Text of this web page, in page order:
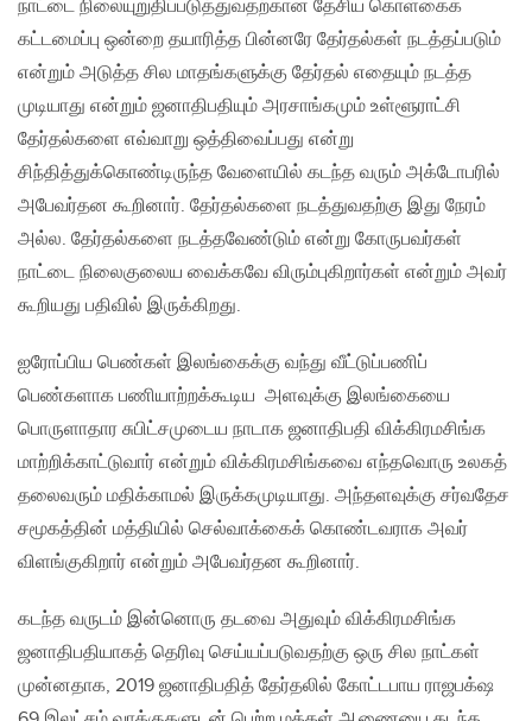
நாட்டை நிலையுறுதிப்படுத்துவதற்கான தேசிய கொள்கைக்
கட்டமைப்பு ஒன்றை தயாரித்த பின்னரே தேர்தல்கள் நடத்தப்படும்
என்றும் அடுத்த சில மாதங்களுக்கு தேர்தல் எதையும் நடத்த
முடியாது என்றும் ஜனாதிபதியும் அரசாங்கமும் உள்ளூராட்சி
தேர்தல்களை எவ்வாறு ஒத்திவைப்பது என்று
சிந்தித்துக்கொண்டிருந்த வேளையில் கடந்த வரும் அக்டோபரில்
அபேவர்தன கூறினார். தேர்தல்களை நடத்துவதற்கு இது நேரம்
அல்ல. தேர்தல்களை நடத்தவேண்டும் என்று கோருபவர்கள்
நாட்டை நிலைகுலைய வைக்கவே விரும்புகிறார்கள் என்றும் அவர்
கூறியது பதிவில் இருக்கிறது.
ஐரோப்பிய பெண்கள் இலங்கைக்கு வந்து வீட்டுப்பணிப்
பெண்களாக பணியாற்றக்கூடிய அளவுக்கு இலங்கையை
பொருளாதார சுபிட்சமுடைய நாடாக ஜனாதிபதி விக்கிரமசிங்க
மாற்றிக்காட்டுவார் என்றும் விக்கிரமசிங்கவை எந்தவொரு உலகத்
தலைவரும் மதிக்காமல் இருக்கமுடியாது. அந்தளவுக்கு சர்வதேச
சமூகத்தின் மத்தியில் செல்வாக்கைக் கொண்டவராக அவர்
விளங்குகிறார் என்றும் அபேவர்தன கூறினார்.
கடந்த வருடம் இன்னொரு தடவை அதுவும் விக்கிரமசிங்க
ஜனாதிபதியாகத் தெரிவு செய்யப்படுவதற்கு ஒரு சில நாட்கள்
முன்னதாக, 2019 ஜனாதிபதித் தேர்தலில் கோட்டபாய ராஜபக்‌ஷ